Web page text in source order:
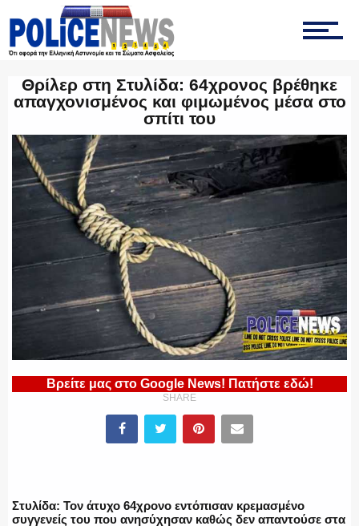
ΤΡΟΧΑΙΑ
ΟΜΑΔΑ “Ζ”
ΥΑΤ/ΥΜΕΤ
ΕΛΛΗΝΙΚΗ ΑΣΤΥΝΟΜΙΑ
ΠΥΡΟΣΒΕΣΤΙΚΗ
Θρίλερ στη Στυλίδα: 64χρονος βρέθηκε
απαγχονισμένος και φιμωμένος μέσα στο
σπίτι του
Βρείτε μας στο Google News! Πατήστε εδώ!
SHARE
Στυλίδα: Τον άτυχο 64χρονο εντόπισαν κρεμασμένο
συγγενείς του που ανησύχησαν καθώς δεν απαντούσε στα